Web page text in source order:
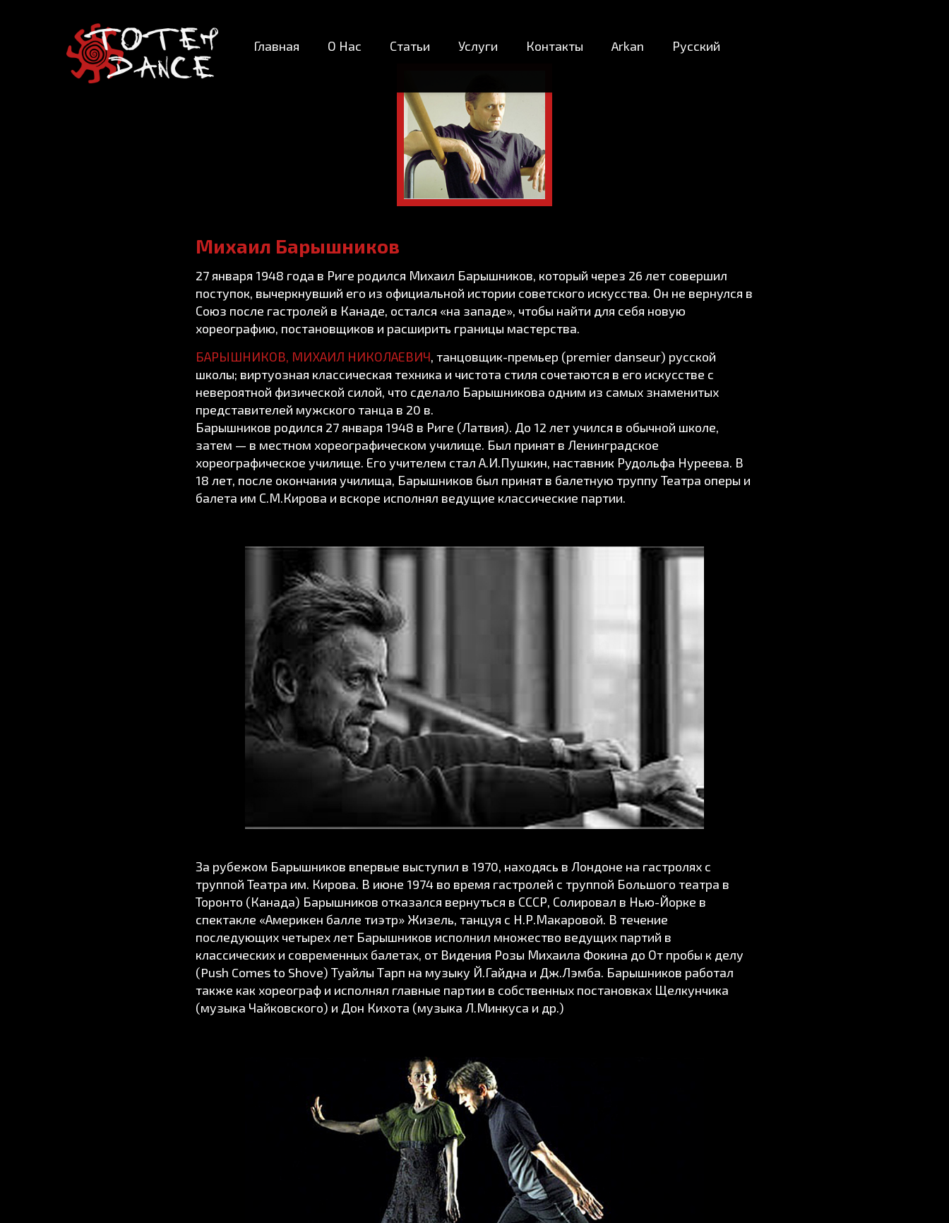
Главная О Нас Статьи Услуги Контакты Arkan Русский
Михаил Барышников
27 января 1948 года в Риге родился Михаил Барышников, который через 26 лет совершил
поступок, вычеркнувший его из официальной истории советского искусства. Он не вернулся в
Союз после гастролей в Канаде, остался «на западе», чтобы найти для себя новую
хореографию, постановщиков и расширить границы мастерства.
БАРЫШНИКОВ, МИХАИЛ НИКОЛАЕВИЧ, танцовщик-премьер (premier danseur) русской
школы; виртуозная классическая техника и чистота стиля сочетаются в его искусстве с
невероятной физической силой, что сделало Барышникова одним из самых знаменитых
представителей мужского танца в 20 в.
Барышников родился 27 января 1948 в Риге (Латвия). До 12 лет учился в обычной школе,
затем — в местном хореографическом училище. Был принят в Ленинградское
хореографическое училище. Его учителем стал А.И.Пушкин, наставник Рудольфа Нуреева. В
18 лет, после окончания училища, Барышников был принят в балетную труппу Театра оперы и
балета им С.М.Кирова и вскоре исполнял ведущие классические партии.
За рубежом Барышников впервые выступил в 1970, находясь в Лондоне на гастролях с
труппой Театра им. Кирова. В июне 1974 во время гастролей с труппой Большого театра в
Торонто (Канада) Барышников отказался вернуться в СССР, Солировал в Нью-Йорке в
спектакле «Америкен балле тиэтр» Жизель, танцуя с Н.Р.Макаровой. В течение
последующих четырех лет Барышников исполнил множество ведущих партий в
классических и современных балетах, от Видения Розы Михаила Фокина до От пробы к делу
(Push Comes to Shove) Туайлы Тарп на музыку Й.Гайдна и Дж.Лэмба. Барышников работал
также как хореограф и исполнял главные партии в собственных постановках Щелкунчика
(музыка Чайковского) и Дон Кихота (музыка Л.Минкуса и др.)